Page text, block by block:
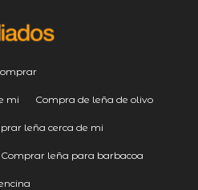
mi Compra de leña de olivo
leña cerca de mi
Comprar leña para barbacoa